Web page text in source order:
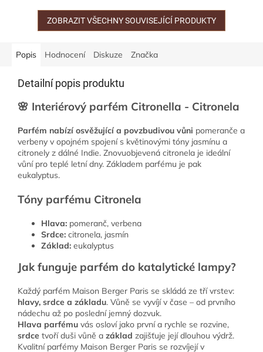
Tahitská...
ZOBRAZIT VŠECHNY SOUVISEJÍCÍ PRODUKTY
Popis Hodnocení Diskuze Značka
Detailní popis produktu
🌸 Interiérový parfém Citronella - Citronela
Parfém nabízí osvěžující a povzbudivou vůni pomeranče a
verbeny v opojném spojení s květinovými tóny jasmínu a
citronely z dálné Indie. Znovuobjevená citronela je ideální
vůní pro teplé letní dny. Základem parfému je pak
eukalyptus.
Tóny parfému Citronela
Hlava: pomeranč, verbena
Srdce: citronela, jasmín
Základ: eukalyptus
Jak funguje parfém do katalytické lampy?
Každý parfém Maison Berger Paris se skládá ze tří vrstev:
hlavy, srdce a základu. Vůně se vyvíjí v čase – od prvního
nádechu až po poslední jemný dozvuk.
Hlava parfému vás osloví jako první a rychle se rozvine,
srdce tvoří duši vůně a základ zajišťuje její dlouhou výdrž.
Kvalitní parfémy Maison Berger Paris se rozvíjejí v